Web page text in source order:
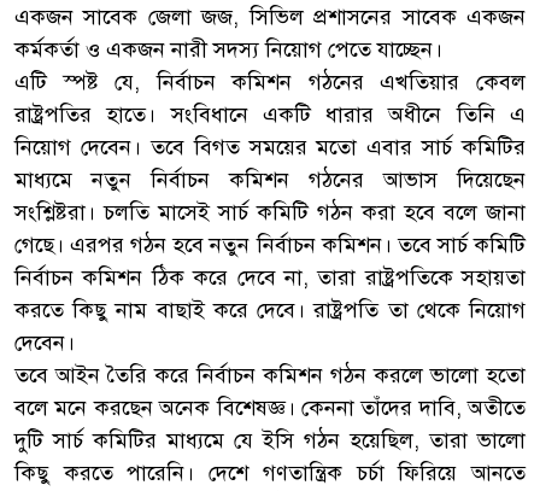
একজন সাবেক জেলা জজ, সিভিল প্রশাসনের সাবেক একজন
কর্মকর্তা ও একজন নারী সদস্য নিয়োগ পেতে যাচ্ছেন।
এটি স্পষ্ট যে, নির্বাচন কমিশন গঠনের এখতিয়ার কেবল
রাষ্ট্রপতির হাতে। সংবিধানে একটি ধারার অধীনে তিনি এ
নিয়োগ দেবেন। তবে বিগত সময়ের মতো এবার সার্চ কমিটির
মাধ্যমে নতুন নির্বাচন কমিশন গঠনের আভাস দিয়েছেন
সংশ্লিষ্টরা। চলতি মাসেই সার্চ কমিটি গঠন করা হবে বলে জানা
গেছে। এরপর গঠন হবে নতুন নির্বাচন কমিশন। তবে সার্চ কমিটি
নির্বাচন কমিশন ঠিক করে দেবে না, তারা রাষ্ট্রপতিকে সহায়তা
করতে কিছু নাম বাছাই করে দেবে। রাষ্ট্রপতি তা থেকে নিয়োগ
দেবেন।
তবে আইন তৈরি করে নির্বাচন কমিশন গঠন করলে ভালো হতো
বলে মনে করছেন অনেক বিশেষজ্ঞ। কেননা তাঁদের দাবি, অতীতে
দুটি সার্চ কমিটির মাধ্যমে যে ইসি গঠন হয়েছিল, তারা ভালো
কিছু করতে পারেনি। দেশে গণতান্ত্রিক চর্চা ফিরিয়ে আনতে